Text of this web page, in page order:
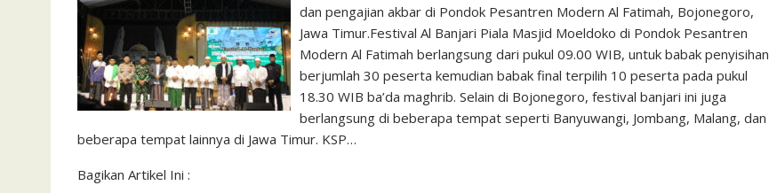
dan pengajian akbar di Pondok Pesantren Modern Al Fatimah, Bojonegoro,
Jawa Timur.Festival Al Banjari Piala Masjid Moeldoko di Pondok Pesantren
Modern Al Fatimah berlangsung dari pukul 09.00 WIB, untuk babak penyisihan
berjumlah 30 peserta kemudian babak final terpilih 10 peserta pada pukul
18.30 WIB ba’da maghrib. Selain di Bojonegoro, festival banjari ini juga
berlangsung di beberapa tempat seperti Banyuwangi, Jombang, Malang, dan
beberapa tempat lainnya di Jawa Timur. KSP…
Bagikan Artikel Ini :